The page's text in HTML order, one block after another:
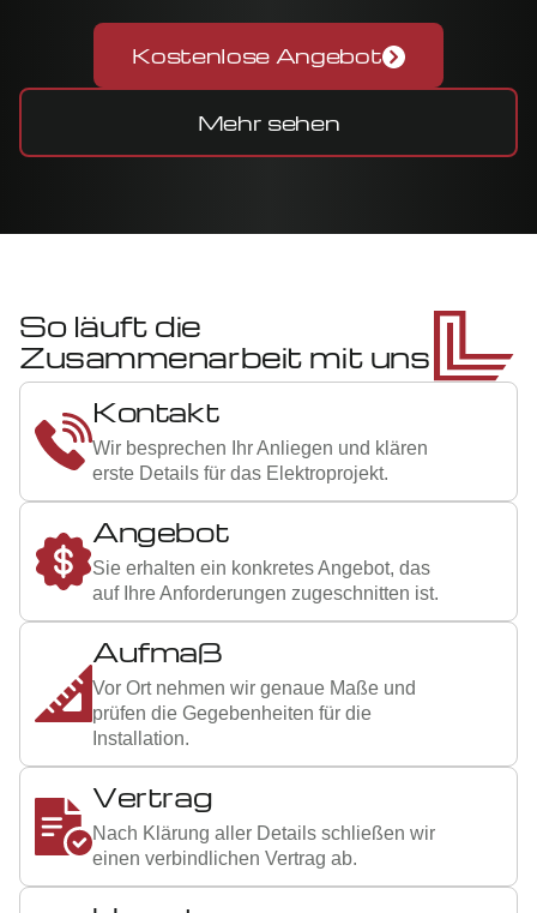
Kostenlose Angebot
Mehr sehen
So läuft die
Zusammenarbeit mit uns
Kontakt
Wir besprechen Ihr Anliegen und klären
erste Details für das Elektroprojekt.
Angebot
Sie erhalten ein konkretes Angebot, das
auf Ihre Anforderungen zugeschnitten ist.
Aufmaß
Vor Ort nehmen wir genaue Maße und
prüfen die Gegebenheiten für die
Installation.
Vertrag
Nach Klärung aller Details schließen wir
einen verbindlichen Vertrag ab.